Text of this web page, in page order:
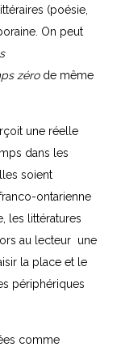
(poésie,
On peut
zérode même
une réelle
dans les
soient
ontarienne
les littératures
au lecteur une
la place et le
périphériques
comme